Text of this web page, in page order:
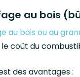
au bois
au bois ou au
coût du
des avantages :